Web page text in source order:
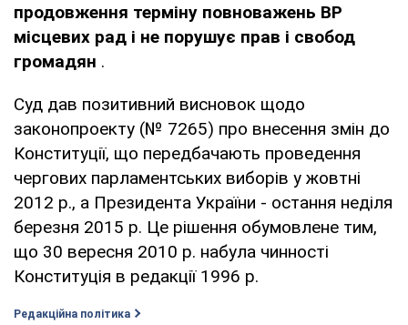
продовження терміну повноважень ВР
місцевих рад і не порушує прав і свобод
громадян .
Суд дав позитивний висновок щодо
законопроекту (№ 7265) про внесення змін до
Конституції, що передбачають проведення
чергових парламентських виборів у жовтні
2012 р., а Президента України - остання неділя
березня 2015 р. Це рішення обумовлене тим,
що 30 вересня 2010 р. набула чинності
Конституція в редакції 1996 р.
Редакційна політика